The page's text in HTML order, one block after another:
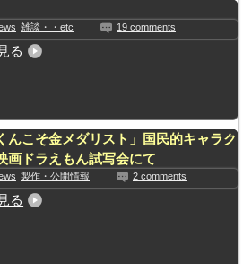
雑談・・etc 19 comments
る
んこそ金メダリスト」国民的キャラク
ドラえもん試写会にて
製作・公開情報 2 comments
る